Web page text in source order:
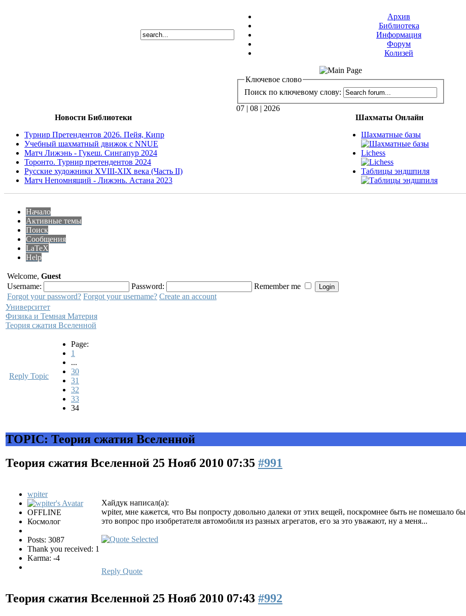
Архив
Библиотека
Информация
Форум
Колизей
Ключевое слово
Поиск по ключевому слову:
07 | 08 | 2026
Новости Библиотеки
Турнир Претендентов 2026. Пейя, Кипр
Учебный шахматный движок с NNUE
Матч Лижэнь - Гукеш. Сингапур 2024
Торонто. Турнир претендентов 2024
Русские художники XVIII-XIX века (Часть II)
Матч Непомнящий - Лижэнь. Астана 2023
Шахматы Онлайн
Шахматные базы
Lichess
Таблицы эндшпиля
Начало
Активные темы
Поиск
Сообщения
LaTeX
Help
Welcome, Guest
Username:
Password:
Remember me
Forgot your password? Forgot your username? Create an account
Университет
Физика и Темная Материя
Теория сжатия Вселенной
Reply Topic
Page:
1
...
30
31
32
33
34
TOPIC: Теория сжатия Вселенной
Теория сжатия Вселенной 25 Нояб 2010 07:35 #991
wpiter
OFFLINE
Космолог
Posts: 3087
Thank you received: 1
Karma: -4
Хайдук написал(а):
wpiter, мне кажется, что Вы попросту довольно далеки от этих вещей, поскромнее быть не помешало бы
это вопрос про изобретателя автомобиля из разных агрегатов, его за это уважают, ну а меня...
Reply Quote
Теория сжатия Вселенной 25 Нояб 2010 07:43 #992